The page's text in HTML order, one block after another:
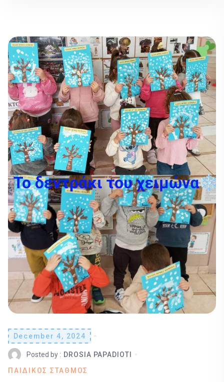
December 4, 2024
Posted by : DROSIA PAPADIOTI
ΠΑΙΔΙΚΟΣ ΣΤΑΘΜΟΣ